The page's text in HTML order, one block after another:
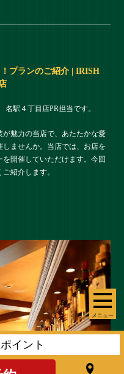
メニュー
プランのご紹介 | IRISH
名駅４丁目店PR担当です。
魅力の当店で、あたたかな愛
ませんか。当店では、お店を
開催していただけます。今回
紹介します。
イント